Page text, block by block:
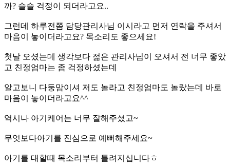
까? 슬슬 걱정이 되더라고요..
그런데 하루전쯤 담당관리사님 이시라고 먼저 연락을 주셔서
마음이 놓이더라고요? 목소리도 좋으세요!
첫날 오셨는데 생각보다 젊은 관리사님이 오셔서 전 너무 좋았
고 친정엄마는 좀 걱정하셨는데
알고보니 다둥맘이셔 저도 놀라고 친정엄마도 놀랐는데 바로
마음이 놓이더라고요^^
역시나 아기케어는 너무 잘해주셨고~
무엇보다아기를 진심으로 예뻐해주세요~
아기를 대할때 목소리부터 틀려지십니다ㅎ